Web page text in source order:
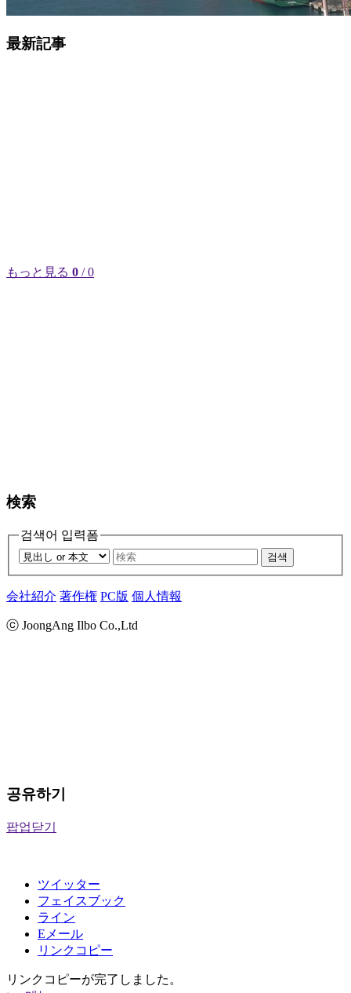
最新記事
もっと見る 0 / 0
検索
검색어 입력폼
검색
会社紹介 著作権 PC版 個人情報
ⓒ JoongAng Ilbo Co.,Ltd
공유하기
팝업닫기
ツイッター
フェイスブック
ライン
Eメール
リンクコピー
リンクコピーが完了しました。